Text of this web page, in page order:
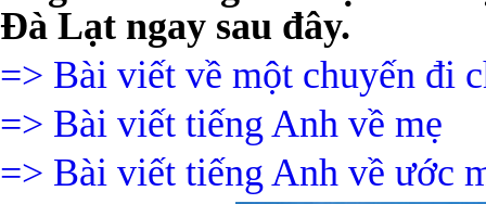
Đà Lạt ngay sau đây.
=> Bài viết về một chuyến đi
=> Bài viết tiếng Anh về mẹ
=> Bài viết tiếng Anh về ước